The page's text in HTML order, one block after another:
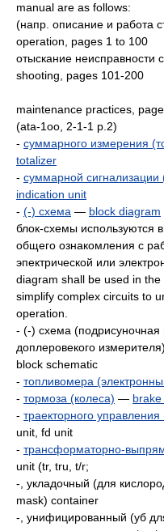
manual are as follows:
(напр. описание и работа
operation, pages 1 to 100
отыскание неисправности
shooting, pages 101-200
maintenance practices,
(ata-1oo, 2-1-1 p.2)
- суммарного измерения
totalizer
- суммарной сигнализации
indication unit
- (-) схема — block diagram
блок-схемы используются
общего ознакомления с
эпектрической или
diagram shall be used in
simplify complex circuits to
operation.
- (-) схема (подрисуночная
доплеровекого
block schematic
- топливомера
- тормоза (колеса) —
- траекторного
unit, fd unit
- трансформаторно-
unit (tr, tru, t/r;
-, укладочный (для
mask) container
-, унифицированный (уб